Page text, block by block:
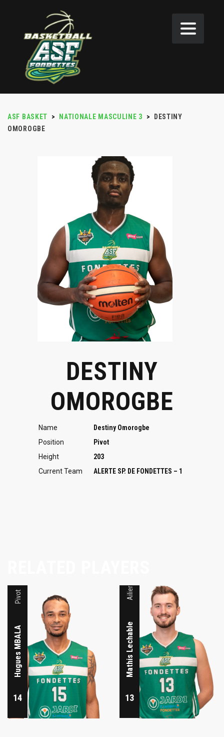
ASF BASKET > NATIONALE MASCULINE 3 >
DESTINY
OMOROGBE
DESTINY
OMOROGBE
Name
Destiny Omorogbe
Position
Pivot
Height
203
Current Team
ALERTE SP. DE FONDETTES – 1
14
Hugues MBALA
Pivot
13
Mathis Lechable
Ailier fort